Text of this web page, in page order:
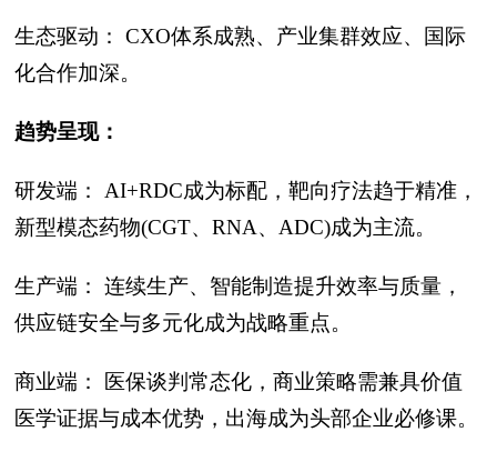
生态驱动： CXO体系成熟、产业集群效应、国际
化合作加深。
趋势呈现：
研发端： AI+RDC成为标配，靶向疗法趋于精准，
新型模态药物(CGT、RNA、ADC)成为主流。
生产端： 连续生产、智能制造提升效率与质量，
供应链安全与多元化成为战略重点。
商业端： 医保谈判常态化，商业策略需兼具价值
医学证据与成本优势，出海成为头部企业必修课。